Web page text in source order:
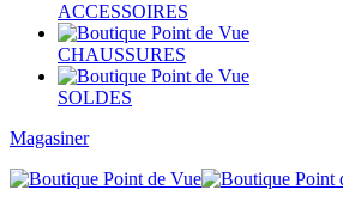
ACCESSOIRES
CHAUSSURES
SOLDES
Magasiner